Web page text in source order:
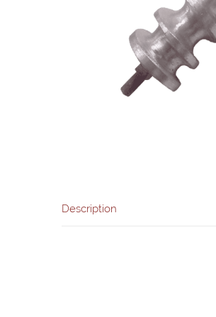
Description